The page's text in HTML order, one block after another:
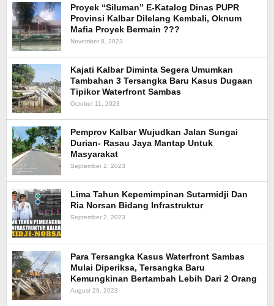
Proyek “Siluman” E-Katalog Dinas PUPR
Provinsi Kalbar Dilelang Kembali, Oknum
Mafia Proyek Bermain ???
November 8, 2023
Kajati Kalbar Diminta Segera Umumkan
Tambahan 3 Tersangka Baru Kasus Dugaan
Tipikor Waterfront Sambas
October 11, 2023
Pemprov Kalbar Wujudkan Jalan Sungai
Durian- Rasau Jaya Mantap Untuk
Masyarakat
September 2, 2023
Lima Tahun Kepemimpinan Sutarmidji Dan
Ria Norsan Bidang Infrastruktur
September 2, 2023
Para Tersangka Kasus Waterfront Sambas
Mulai Diperiksa, Tersangka Baru
Kemungkinan Bertambah Lebih Dari 2 Orang
August 29, 2023